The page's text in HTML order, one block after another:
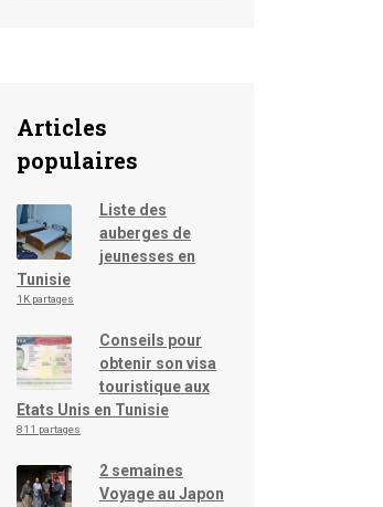
Articles
populaires
Liste des
auberges de
jeunesses en
Tunisie
1K partages
Conseils pour
obtenir son visa
touristique aux
Etats Unis en Tunisie
811 partages
2 semaines
Voyage au Japon